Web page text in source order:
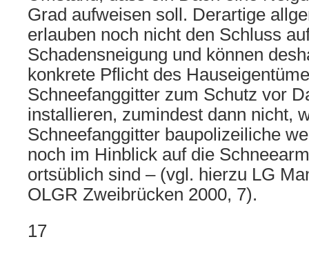
Grad aufweisen soll. Derartige
erlauben noch nicht den Schluss
Schadensneigung und können
konkrete Pflicht des
Schneefanggitter zum Schutz vor
installieren, zumindest dann nicht,
Schneefanggitter baupolizeiliche
noch im Hinblick auf die
ortsüblich sind – (vgl. hierzu LG
OLGR Zweibrücken 2000, 7).
17